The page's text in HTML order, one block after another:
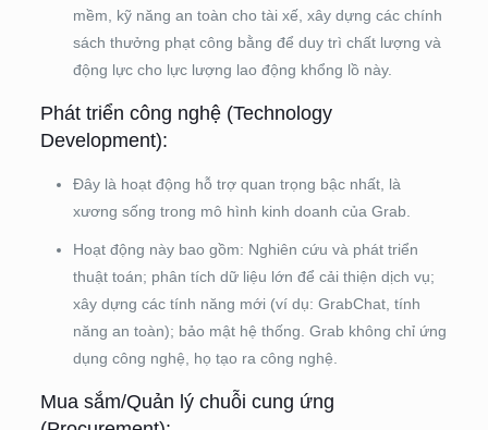
mềm, kỹ năng an toàn cho tài xế, xây dựng các chính
sách thưởng phạt công bằng để duy trì chất lượng và
động lực cho lực lượng lao động khổng lồ này.
Phát triển công nghệ (Technology
Development):
Đây là hoạt động hỗ trợ quan trọng bậc nhất, là
xương sống trong mô hình kinh doanh của Grab.
Hoạt động này bao gồm: Nghiên cứu và phát triển
thuật toán; phân tích dữ liệu lớn để cải thiện dịch vụ;
xây dựng các tính năng mới (ví dụ: GrabChat, tính
năng an toàn); bảo mật hệ thống. Grab không chỉ ứng
dụng công nghệ, họ tạo ra công nghệ.
Mua sắm/Quản lý chuỗi cung ứng